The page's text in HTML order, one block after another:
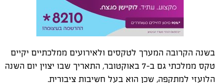
בשנה הקרובה המערך לטקסים ולאירועים ממלכתיים יקיים
טקס ממלכתי גם ב-7 באוקטובר, התאריך שבו יצוין יום השנה
הלועזי למתקפה, שכן הוא בעל חשיבות ציבורית.